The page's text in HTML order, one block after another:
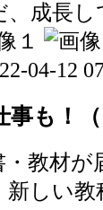
、成長
04-12
事も！
・教材
新しい